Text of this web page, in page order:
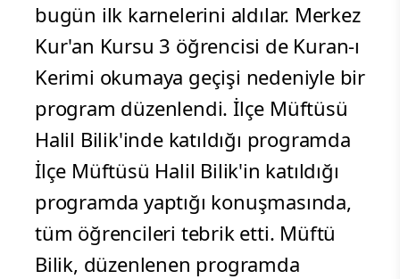
bugün ilk karnelerini aldılar. Merkez
Kur'an Kursu 3 öğrencisi de Kuran-ı
Kerimi okumaya geçişi nedeniyle bir
program düzenlendi. İlçe Müftüsü
Halil Bilik'inde katıldığı programda
İlçe Müftüsü Halil Bilik'in katıldığı
programda yaptığı konuşmasında,
tüm öğrencileri tebrik etti. Müftü
Bilik, düzenlenen programda